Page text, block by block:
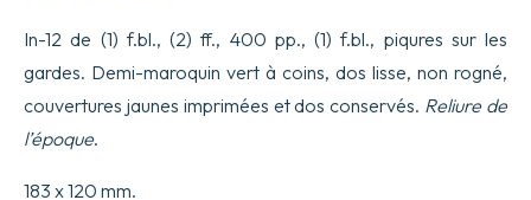
In-12 de (1) f.bl., (2) ff., 400 pp., (1) f.bl., piqures sur les
gardes. Demi-maroquin vert à coins, dos lisse, non rogné,
couvertures jaunes imprimées et dos conservés. Reliure de
l’époque.
183 x 120 mm.